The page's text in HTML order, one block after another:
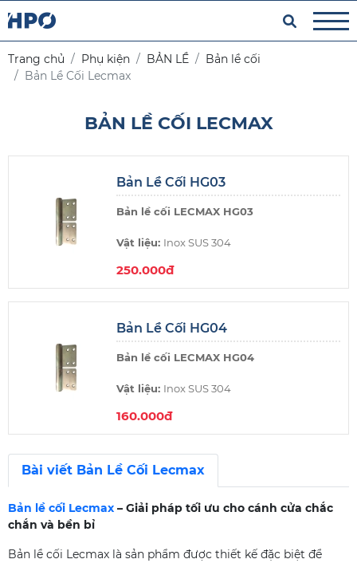
Trang chủ Phụ kiện BẢN LỀ
Bản lề cối
Bản Lề Cối Lecmax
BẢN LỀ CỐI LECMAX
Bản Lề Cối HG03
Bản lề cối LECMAX HG03
Vật liệu: Inox SUS 304
Xuất xứ:Việt Nam
Thương hiệu:Lecmax Việt Nam
Kích thước:133x60x4.0mm
250.000đ
Bản Lề Cối HG04
Bản lề cối LECMAX HG04
Vật liệu: Inox SUS 304
Xuất xứ:Việt Nam
160.000đ
Bài viết Bản Lề Cối Lecmax
Bản lề cối Lecmax – Giải pháp tối ưu cho cánh cửa chắc
chắn và bền bỉ
Bản lề cối Lecmax là sản phẩm được thiết kế đặc biệt để